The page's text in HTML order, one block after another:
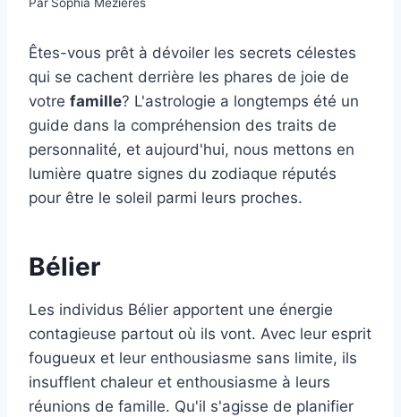
Êtes-vous prêt à dévoiler les secrets célestes
qui se cachent derrière les phares de joie de
votre famille? L'astrologie a longtemps été un
guide dans la compréhension des traits de
personnalité, et aujourd'hui, nous mettons en
lumière quatre signes du zodiaque réputés
pour être le soleil parmi leurs proches.
Bélier
Les individus Bélier apportent une énergie
contagieuse partout où ils vont. Avec leur esprit
fougueux et leur enthousiasme sans limite, ils
insufflent chaleur et enthousiasme à leurs
réunions de famille. Qu'il s'agisse de planifier